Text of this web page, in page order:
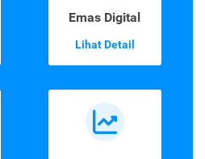
Emas Digital
Lihat Detail